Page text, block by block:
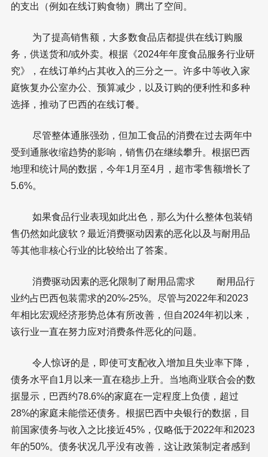
的支出（例如在线订购食物）腾出了空间。
为了提高销售额，大多数食品店都提供在线订购服
务，供送货和/或外卖。根据《2024年年度食品服务行业研
究》，在线订单约占其收入的三分之一。许多中等收入家
庭恢复办公室办公、预算减少，以及订购的便利性和多种
选择，推动了巴西的在线订餐。
尽管整体通胀强劲，但加工食品的消费在过去两年中
受到通胀收缩趋势的影响，销售仍在继续攀升。根据巴西
地理和统计局的数据，今年1月至4月，超市零售额增长了
5.6%。
如果食品行业表现如此出色，那么为什么整体包装销
售仍然如此疲软？最近消费驱动因素的恶化以及与耐用品
等其他非核心行业的比较给出了答案。
消费驱动因素的恶化限制了耐用品需求 耐用品行
业约占巴西包装需求的20%-25%。尽管与2022年和2023
年相比宏观经济形势总体有所改善，但自2024年初以来，
该行业一直在努力应对消费条件恶化的问题。
令人惊讶的是，即使可支配收入增加且失业率下降，
债务水平自1月以来一直在稳步上升。当地商业联合会的数
据显示，巴西约78.6%的家庭在一定程度上负债，超过
28%的家庭未能偿还债务。根据巴西中央银行的数据，目
前国家债务与收入之比接近45%，仅略低于2022年和2023
年的50%。债务状况几乎没有改善，这让政策制定者感到